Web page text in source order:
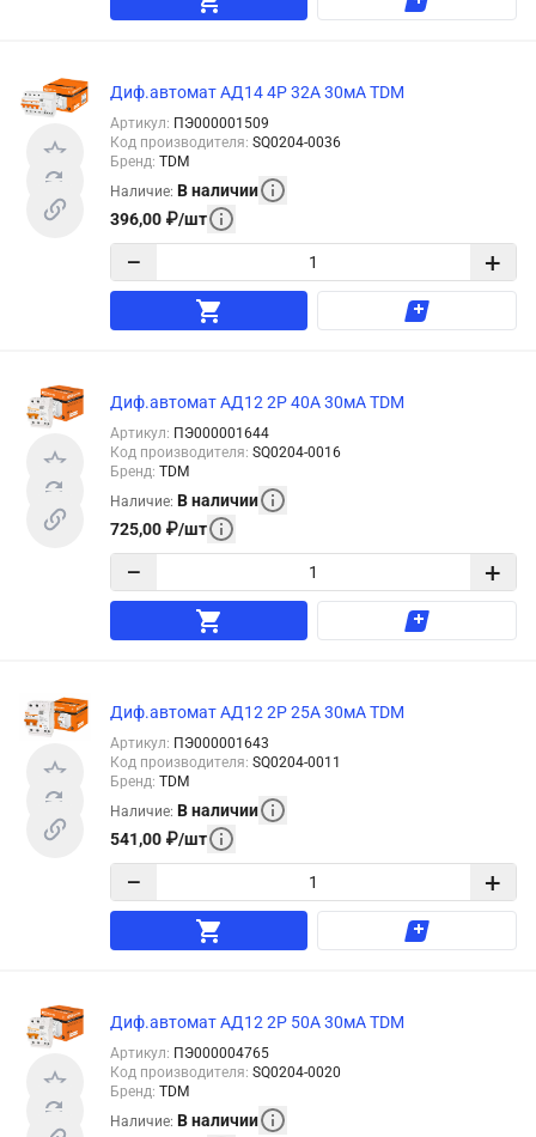
Диф.автомат АД14 4Р 32А 30мА TDM
Артикул: ПЭ000001509
Код производителя: SQ0204-0036
Бренд: TDM
Наличие: В наличии
396,00 ₽/шт
− +
Диф.автомат АД12 2Р 40А 30мА TDM
Артикул: ПЭ000001644
Код производителя: SQ0204-0016
Бренд: TDM
Наличие: В наличии
725,00 ₽/шт
− +
Диф.автомат АД12 2Р 25А 30мА TDM
Артикул: ПЭ000001643
Код производителя: SQ0204-0011
Бренд: TDM
Наличие: В наличии
541,00 ₽/шт
− +
Диф.автомат АД12 2Р 50А 30мА TDM
Артикул: ПЭ000004765
Код производителя: SQ0204-0020
Бренд: TDM
Наличие: В наличии